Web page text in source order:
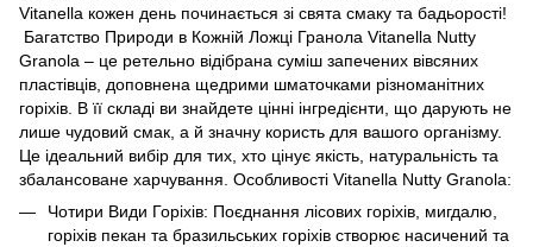
Vitanella кожен день починається зі свята смаку та бадьорості!
Багатство Природи в Кожній Ложці Гранола Vitanella Nutty
Granola – це ретельно відібрана суміш запечених вівсяних
пластівців, доповнена щедрими шматочками різноманітних
горіхів. В її складі ви знайдете цінні інгредієнти, що дарують не
лише чудовий смак, а й значну користь для вашого організму.
Це ідеальний вибір для тих, хто цінує якість, натуральність та
збалансоване харчування. Особливості Vitanella Nutty Granola:
Чотири Види Горіхів: Поєднання лісових горіхів, мигдалю,
горіхів пекан та бразильських горіхів створює насичений та